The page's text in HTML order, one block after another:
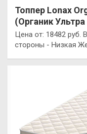
Топпер Lonax
(Органик
Цена от: 18482 руб.
стороны - Низкая